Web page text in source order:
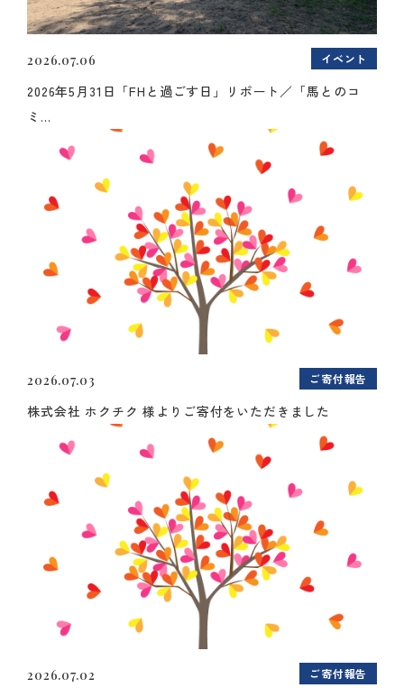
2026.07.06 イベント
2026年5月31日「FHと過ごす日」リポート／「馬とのコ
ミ...
2026.07.03 ご寄付報告
株式会社 ホクチク 様よりご寄付をいただきました
2026.07.02 ご寄付報告